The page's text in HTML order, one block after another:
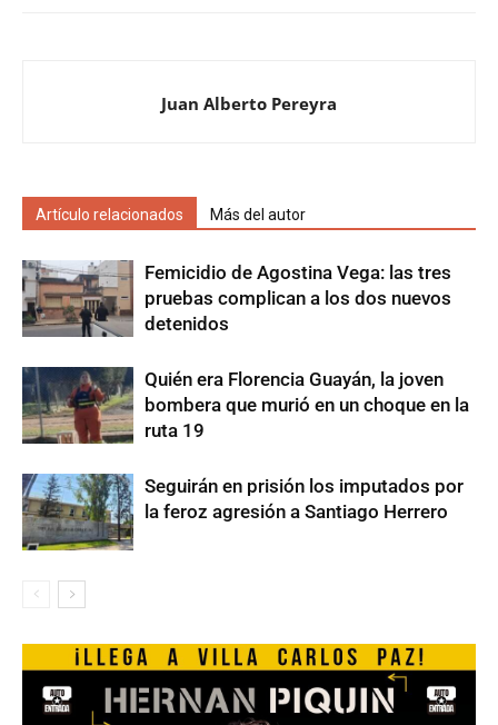
Juan Alberto Pereyra
Artículo relacionados Más del autor
Femicidio de Agostina Vega: las tres
pruebas complican a los dos nuevos
detenidos
Quién era Florencia Guayán, la joven
bombera que murió en un choque en la
ruta 19
Seguirán en prisión los imputados por
la feroz agresión a Santiago Herrero